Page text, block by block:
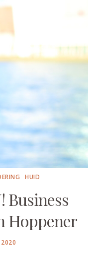
HUID
Business
Hoppener
2020